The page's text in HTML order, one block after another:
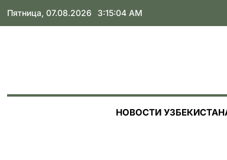
Skip
Пятница, 07.08.2026 3:15:05 AM
НОВОСТИ